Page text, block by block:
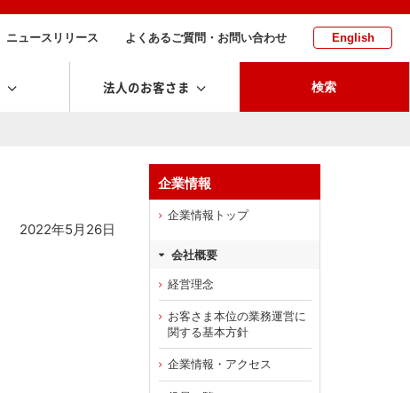
ニュースリリース よくあるご質問・お問い合わせ English
法人のお客さま 検索
2022年5月26日
企業情報
企業情報トップ
会社概要
経営理念
お客さま本位の業務運営に
関する基本方針
企業情報・アクセス